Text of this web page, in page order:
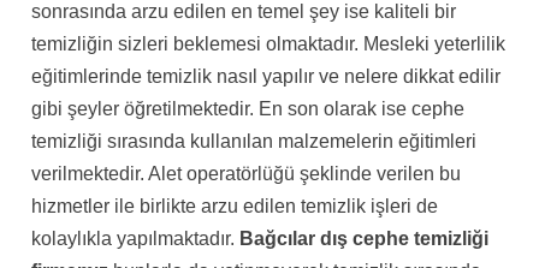
sonrasında arzu edilen en temel şey ise kaliteli bir
temizliğin sizleri beklemesi olmaktadır. Mesleki yeterlilik
eğitimlerinde temizlik nasıl yapılır ve nelere dikkat edilir
gibi şeyler öğretilmektedir. En son olarak ise cephe
temizliği sırasında kullanılan malzemelerin eğitimleri
verilmektedir. Alet operatörlüğü şeklinde verilen bu
hizmetler ile birlikte arzu edilen temizlik işleri de
kolaylıkla yapılmaktadır. Bağcılar dış cephe temizliği